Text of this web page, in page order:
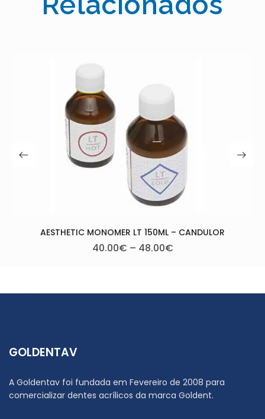
– CANDULOR
GOLDENTAV
A Goldentav foi fundada em Fevereiro de 2008 para
comercializar dentes acrílicos da marca Goldent.